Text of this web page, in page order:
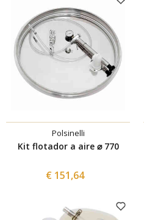
Polsinelli
Kit flotador a aire ⌀ 770
€ 151,64